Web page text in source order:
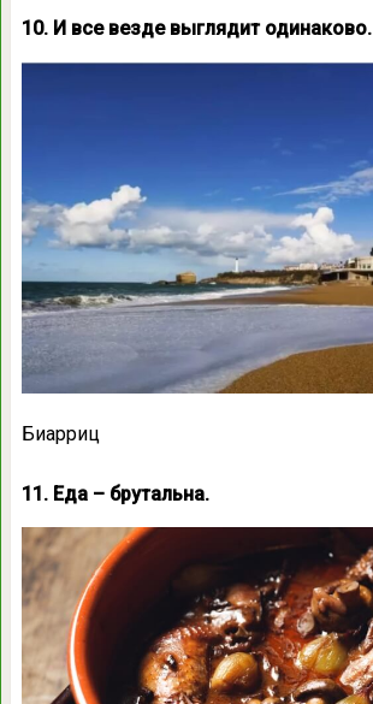
10. И все везде выглядит одинаково.
Биарриц
11. Еда – брутальна.